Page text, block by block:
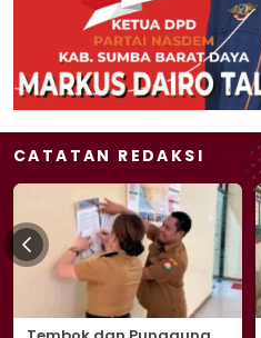
CATATAN REDAKSI